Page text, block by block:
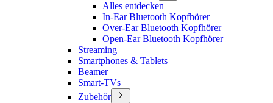
Alles entdecken
In-Ear Bluetooth Kopfhörer
Over-Ear Bluetooth Kopfhörer
Open-Ear Bluetooth Kopfhörer
Streaming
Smartphones & Tablets
Beamer
Smart-TVs
Zubehör